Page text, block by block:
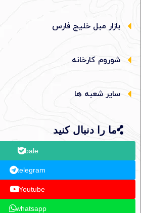
بازار مبل خلیج فارس
شوروم کارخانه
سایر شعبه ها
ما را دنبال کنید
bale
telegram
Youtube
whatsapp